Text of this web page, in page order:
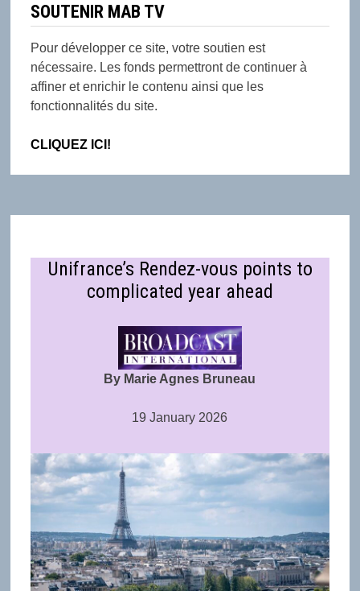
SOUTENIR MAB TV
Pour développer ce site, votre soutien est
nécessaire. Les fonds permettront de continuer à
affiner et enrichir le contenu ainsi que les
fonctionnalités du site.
CLIQUEZ ICI!
Unifrance’s Rendez-vous points to
complicated year ahead
By Marie Agnes Bruneau
19 January 2026